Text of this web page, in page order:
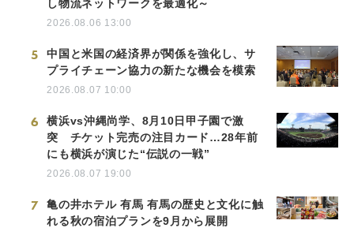
し物流ネットワークを最適化～
2026.08.06 13:00
5
中国と米国の経済界が関係を強化し、サ
プライチェーン協力の新たな機会を模索
2026.08.07 10:00
6
横浜vs沖縄尚学、8月10日甲子園で激
突 チケット完売の注目カード…28年前
にも横浜が演じた“伝説の一戦”
2026.08.07 19:00
7
亀の井ホテル 有馬 有馬の歴史と文化に触
れる秋の宿泊プランを9月から展開